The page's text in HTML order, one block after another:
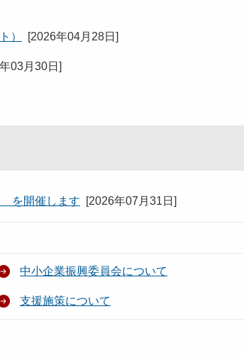
） [2026年04月28日 ]
03月30日 ]
を開催します [2026年07月31日 ]
中小企業振興委員会について
支援施策について